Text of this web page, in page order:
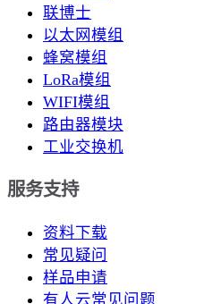
联博士
以太网模组
蜂窝模组
LoRa模组
WIFI模组
路由器模块
工业交换机
服务支持
资料下载
常见疑问
样品申请
有人云常见问题